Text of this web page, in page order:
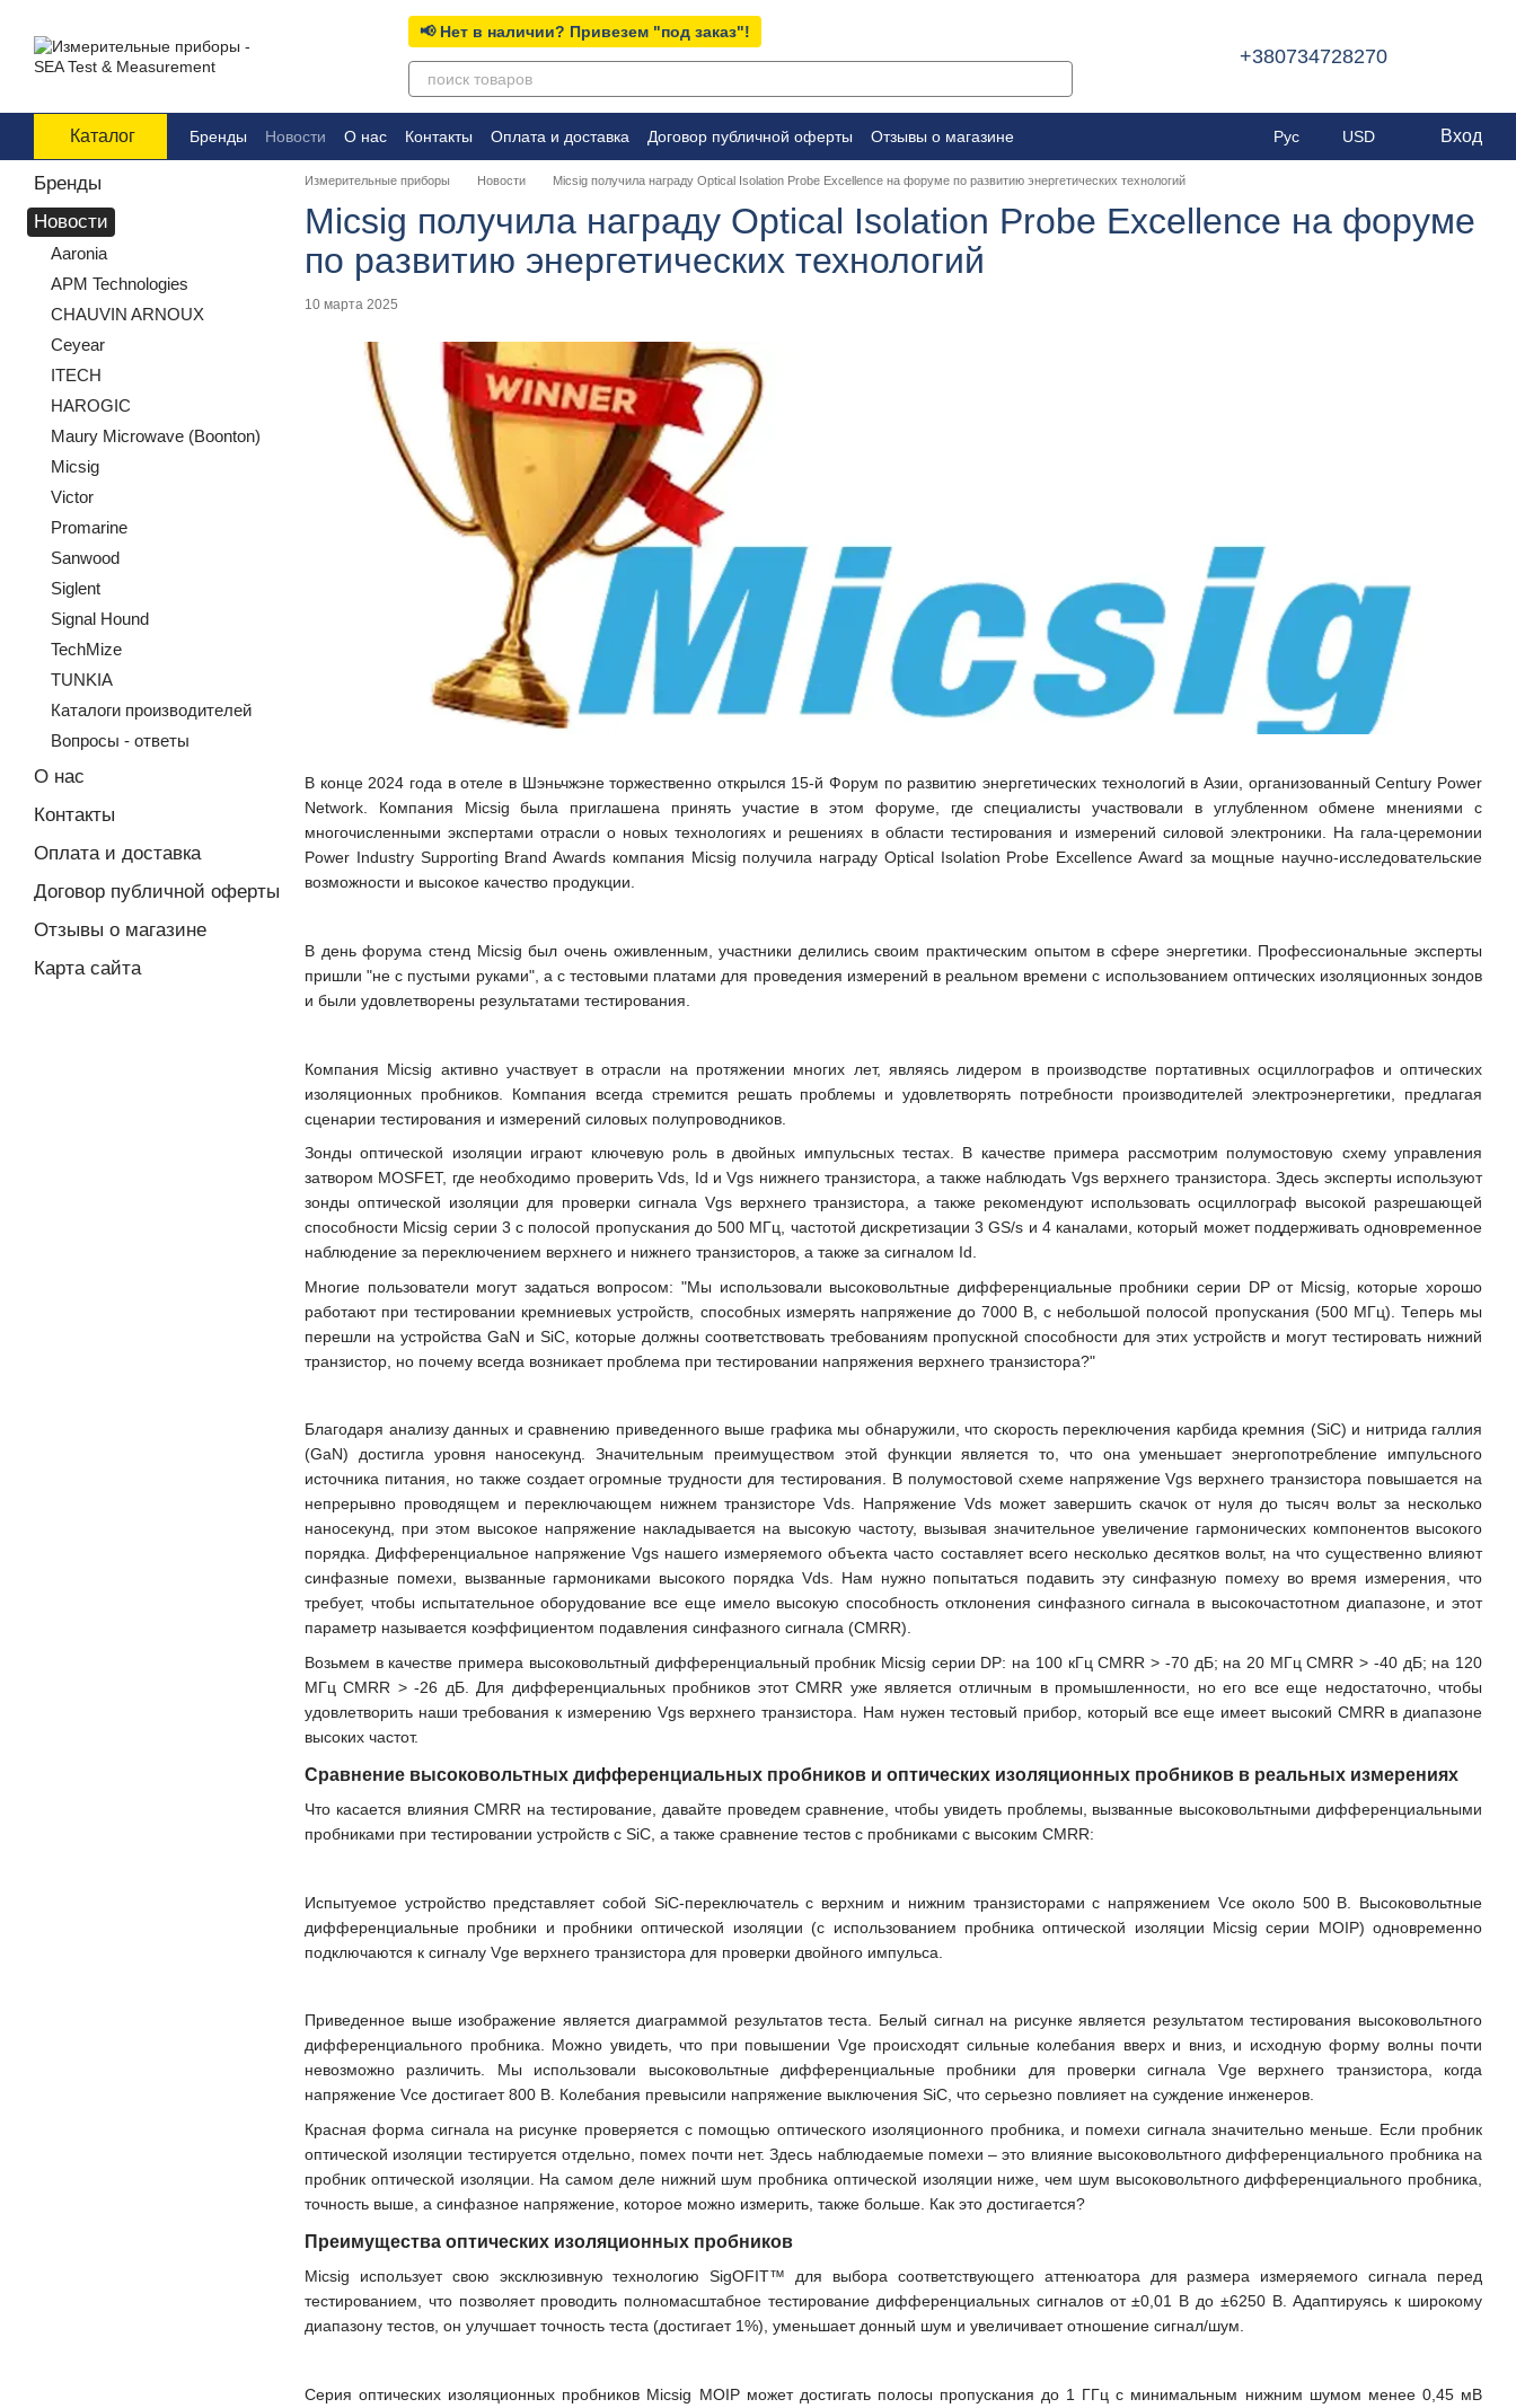
📢 Нет в наличии? Привезем "под заказ"!
+380734728270
Каталог Бренды Новости О нас Контакты Оплата и доставка Договор публичной оферты Отзывы о магазине Рус USD Вход
Измерительные приборы Новости Micsig получила награду Optical Isolation Probe Excellence на форуме по развитию энергетических технологий
Micsig получила награду Optical Isolation Probe Excellence на форуме
по развитию энергетических технологий
10 марта 2025
В конце 2024 года в отеле в Шэньчжэне торжественно открылся 15-й Форум по развитию энергетических технологий в Азии, организованный Century Power
Network. Компания Micsig была приглашена принять участие в этом форуме, где специалисты участвовали в углубленном обмене мнениями с
многочисленными экспертами отрасли о новых технологиях и решениях в области тестирования и измерений силовой электроники. На гала-церемонии
Power Industry Supporting Brand Awards компания Micsig получила награду Optical Isolation Probe Excellence Award за мощные научно-исследовательские
возможности и высокое качество продукции.
В день форума стенд Micsig был очень оживленным, участники делились своим практическим опытом в сфере энергетики. Профессиональные эксперты
пришли "не с пустыми руками", а с тестовыми платами для проведения измерений в реальном времени с использованием оптических изоляционных зондов
и были удовлетворены результатами тестирования.
Компания Micsig активно участвует в отрасли на протяжении многих лет, являясь лидером в производстве портативных осциллографов и оптических
изоляционных пробников. Компания всегда стремится решать проблемы и удовлетворять потребности производителей электроэнергетики, предлагая
сценарии тестирования и измерений силовых полупроводников.
Зонды оптической изоляции играют ключевую роль в двойных импульсных тестах. В качестве примера рассмотрим полумостовую схему управления
затвором MOSFET, где необходимо проверить Vds, Id и Vgs нижнего транзистора, а также наблюдать Vgs верхнего транзистора. Здесь эксперты используют
зонды оптической изоляции для проверки сигнала Vgs верхнего транзистора, а также рекомендуют использовать осциллограф высокой разрешающей
способности Micsig серии 3 с полосой пропускания до 500 МГц, частотой дискретизации 3 GS/s и 4 каналами, который может поддерживать одновременное
наблюдение за переключением верхнего и нижнего транзисторов, а также за сигналом Id.
Многие пользователи могут задаться вопросом: "Мы использовали высоковольтные дифференциальные пробники серии DP от Micsig, которые хорошо
работают при тестировании кремниевых устройств, способных измерять напряжение до 7000 В, с небольшой полосой пропускания (500 МГц). Теперь мы
перешли на устройства GaN и SiC, которые должны соответствовать требованиям пропускной способности для этих устройств и могут тестировать нижний
транзистор, но почему всегда возникает проблема при тестировании напряжения верхнего транзистора?"
Благодаря анализу данных и сравнению приведенного выше графика мы обнаружили, что скорость переключения карбида кремния (SiC) и нитрида галлия
(GaN) достигла уровня наносекунд. Значительным преимуществом этой функции является то, что она уменьшает энергопотребление импульсного
источника питания, но также создает огромные трудности для тестирования. В полумостовой схеме напряжение Vgs верхнего транзистора повышается на
непрерывно проводящем и переключающем нижнем транзисторе Vds. Напряжение Vds может завершить скачок от нуля до тысяч вольт за несколько
наносекунд, при этом высокое напряжение накладывается на высокую частоту, вызывая значительное увеличение гармонических компонентов высокого
порядка. Дифференциальное напряжение Vgs нашего измеряемого объекта часто составляет всего несколько десятков вольт, на что существенно влияют
синфазные помехи, вызванные гармониками высокого порядка Vds. Нам нужно попытаться подавить эту синфазную помеху во время измерения, что
требует, чтобы испытательное оборудование все еще имело высокую способность отклонения синфазного сигнала в высокочастотном диапазоне, и этот
параметр называется коэффициентом подавления синфазного сигнала (CMRR).
Возьмем в качестве примера высоковольтный дифференциальный пробник Micsig серии DP: на 100 кГц CMRR > -70 дБ; на 20 МГц CMRR > -40 дБ; на 120
МГц CMRR > -26 дБ. Для дифференциальных пробников этот CMRR уже является отличным в промышленности, но его все еще недостаточно, чтобы
удовлетворить наши требования к измерению Vgs верхнего транзистора. Нам нужен тестовый прибор, который все еще имеет высокий CMRR в диапазоне
высоких частот.
Сравнение высоковольтных дифференциальных пробников и оптических изоляционных пробников в реальных измерениях
Что касается влияния CMRR на тестирование, давайте проведем сравнение, чтобы увидеть проблемы, вызванные высоковольтными дифференциальными
пробниками при тестировании устройств с SiC, а также сравнение тестов с пробниками с высоким CMRR:
Испытуемое устройство представляет собой SiC-переключатель с верхним и нижним транзисторами с напряжением Vce около 500 В. Высоковольтные
дифференциальные пробники и пробники оптической изоляции (с использованием пробника оптической изоляции Micsig серии MOIP) одновременно
подключаются к сигналу Vge верхнего транзистора для проверки двойного импульса.
Приведенное выше изображение является диаграммой результатов теста. Белый сигнал на рисунке является результатом тестирования высоковольтного
дифференциального пробника. Можно увидеть, что при повышении Vge происходят сильные колебания вверх и вниз, и исходную форму волны почти
невозможно различить. Мы использовали высоковольтные дифференциальные пробники для проверки сигнала Vge верхнего транзистора, когда
напряжение Vce достигает 800 В. Колебания превысили напряжение выключения SiC, что серьезно повлияет на суждение инженеров.
Красная форма сигнала на рисунке проверяется с помощью оптического изоляционного пробника, и помехи сигнала значительно меньше. Если пробник
оптической изоляции тестируется отдельно, помех почти нет. Здесь наблюдаемые помехи – это влияние высоковольтного дифференциального пробника на
пробник оптической изоляции. На самом деле нижний шум пробника оптической изоляции ниже, чем шум высоковольтного дифференциального пробника,
точность выше, а синфазное напряжение, которое можно измерить, также больше. Как это достигается?
Преимущества оптических изоляционных пробников
Micsig использует свою эксклюзивную технологию SigOFIT™ для выбора соответствующего аттенюатора для размера измеряемого сигнала перед
тестированием, что позволяет проводить полномасштабное тестирование дифференциальных сигналов от ±0,01 В до ±6250 В. Адаптируясь к широкому
диапазону тестов, он улучшает точность теста (достигает 1%), уменьшает донный шум и увеличивает отношение сигнал/шум.
Серия оптических изоляционных пробников Micsig MOIP может достигать полосы пропускания до 1 ГГц с минимальным нижним шумом менее 0,45 мВ
Бренды
Новости
Aaronia
APM Technologies
CHAUVIN ARNOUX
Ceyear
ITECH
HAROGIC
Maury Microwave (Boonton)
Micsig
Victor
Promarine
Sanwood
Siglent
Signal Hound
TechMize
TUNKIA
Каталоги производителей
Вопросы - ответы
О нас
Контакты
Оплата и доставка
Договор публичной оферты
Отзывы о магазине
Карта сайта